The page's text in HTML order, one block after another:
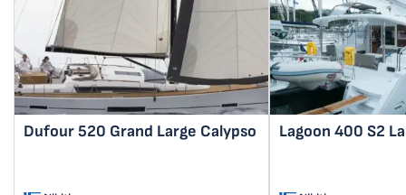
Dufour 520 Grand Large Calypso Lagoon 400 S2